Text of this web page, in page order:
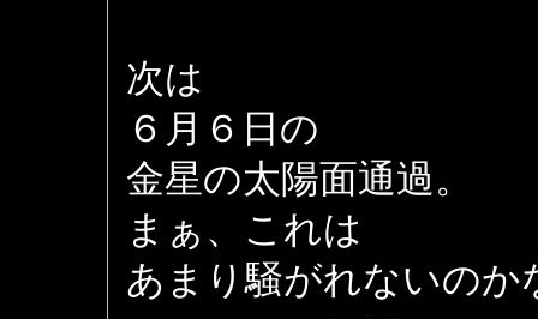
次は
６月６日の
金星の太陽面通過。
まぁ、これは
あまり騒がれないのか